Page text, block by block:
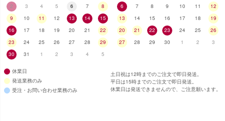
2
3 4 5 6 7
8
9
10 11 12 13 14
15
16
17 18 19 20 21
22
23
24 25 26 27 28
29
30
31 1 2 3 4 5
6
7 8 9 10 11
12
13
14 15 16 17 18
19
20
21 22 23 24 25
26
27
28 29 30 1 2 3
休業日
発送業務のみ
受注・お問い合わせ業務のみ
土日祝は12時までのご注文で即日発送。
平日は15時までのご注文で即日発送。
休業日は発送できませんので、ご注意願います。